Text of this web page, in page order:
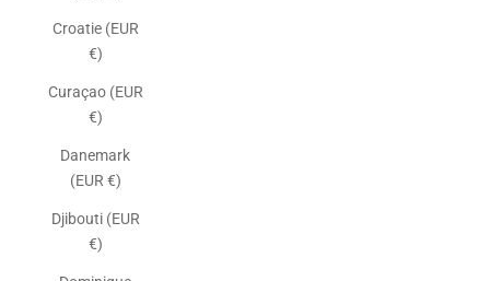
Croatie (EUR
€)
Curaçao (EUR
€)
Danemark
(EUR €)
Djibouti (EUR
€)